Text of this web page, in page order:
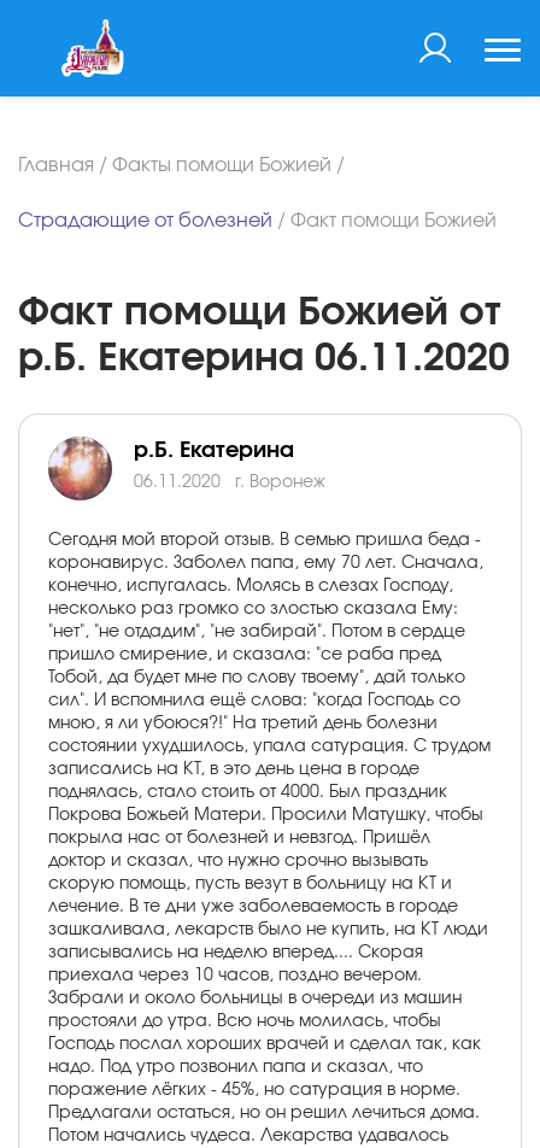
Главная / Факты помощи Божией /
Страдающие от болезней / Факт помощи Божией
Факт помощи Божией от
р.Б. Екатерина 06.11.2020
р.Б. Екатерина
06.11.2020 г. Воронеж
Сегодня мой второй отзыв. В семью пришла беда -
коронавирус. Заболел папа, ему 70 лет. Сначала,
конечно, испугалась. Молясь в слезах Господу,
несколько раз громко со злостью сказала Ему:
"нет", "не отдадим", "не забирай". Потом в сердце
пришло смирение, и сказала: "се раба пред
Тобой, да будет мне по слову твоему", дай только
сил". И вспомнила ещё слова: "когда Господь со
мною, я ли убоюся?!" На третий день болезни
состоянии ухудшилось, упала сатурация. С трудом
записались на КТ, в это день цена в городе
поднялась, стало стоить от 4000. Был праздник
Покрова Божьей Матери. Просили Матушку, чтобы
покрыла нас от болезней и невзгод. Пришёл
доктор и сказал, что нужно срочно вызывать
скорую помощь, пусть везут в больницу на КТ и
лечение. В те дни уже заболеваемость в городе
зашкаливала, лекарств было не купить, на КТ люди
записывались на неделю вперед.... Скорая
приехала через 10 часов, поздно вечером.
Забрали и около больницы в очереди из машин
простояли до утра. Всю ночь молилась, чтобы
Господь послал хороших врачей и сделал так, как
надо. Под утро позвонил папа и сказал, что
поражение лёгких - 45%, но сатурация в норме.
Предлагали остаться, но он решил лечиться дома.
Потом начались чудеса. Лекарства удавалось